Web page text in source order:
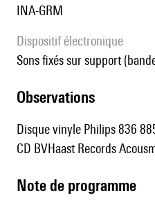
INA-GRM
Dispositif électronique
sons fixés sur support
observations
Disque vinyle Philips 836
CD BVHaast Records
Note de programme